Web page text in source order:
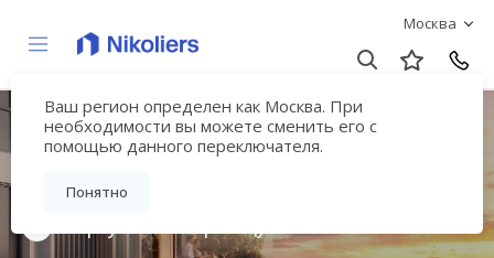
Москва
Ваш регион определен как Москва. При
необходимости вы можете сменить его с
помощью данного переключателя.
Понятно
Мультиквартал
«ВЕЕР»